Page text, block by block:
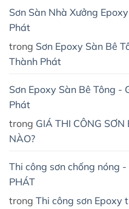
Sơn Sàn Nhà Xưởng
Phát
trong Sơn Epoxy Sàn Bê
Thành Phát
Sơn Epoxy Sàn Bê Tông -
Phát
trong GIÁ THI CÔNG SƠN
NÀO?
Thi công sơn chống nóng
PHÁT
trong Thi công sơn Epoxy